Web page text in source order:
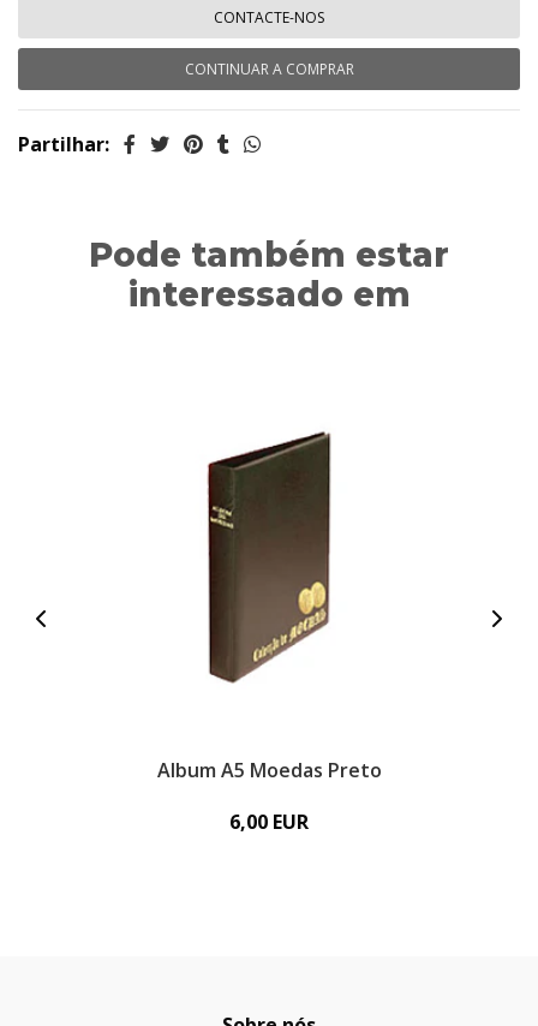
CONTACTE-NOS
CONTINUAR A COMPRAR
Partilhar:
Pode também estar
interessado em
Album A5 Moedas Preto
6,00 EUR